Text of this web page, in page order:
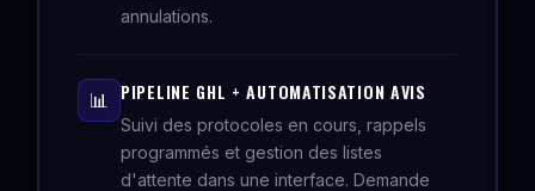
annulations.
📊 PIPELINE GHL + AUTOMATISATION AVIS
Suivi des protocoles en cours, rappels
programmés et gestion des listes
d'attente dans une interface. Demande